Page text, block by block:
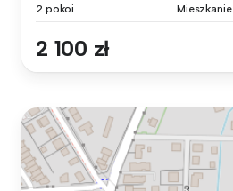
2 pokoi Mieszkanie
2 100 zł